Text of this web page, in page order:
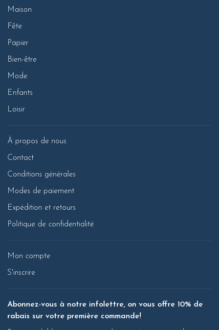
Maison
Fête
Papier
Bien-être
Mode
Enfants
Loisir
À propos de nous
Contact
Conditions générales
Modes de paiement
Expédition et retours
Politique de confidentialité
Mon compte
S'inscrire
Abonnez-vous à notre infolettre, on vous offre 10% de
rabais sur votre première commande!